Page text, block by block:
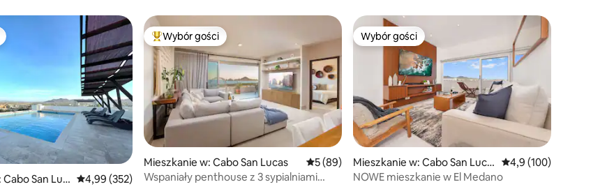
recenzji: 8
San Luc
Średnia ocena: 4,99 na 5, liczba recenzji: 352
4,99 (352)
Najpopularniejsze z kategorii Wybór gości
Wybór gości
Mieszkanie w: Cabo San Lucas Średnia ocena: 5 na 5, liczba recenzji: 89
5 (89)
Wspaniały penthouse z 3 sypialniami
Wybór gości
Wybór gości
Mieszkanie w: Cabo San Luca
s
Średnia ocena: 4,9
4,9 (100)
NOWE mieszkanie w El Medano